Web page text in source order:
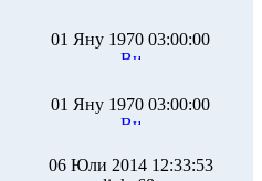
01 Яну 1970 03:00:00
01 Яну 1970 03:00:00
06 Юли 2014 12:33:53